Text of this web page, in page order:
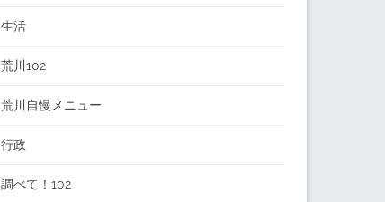
生活
荒川102
荒川自慢メニュー
行政
調べて！102